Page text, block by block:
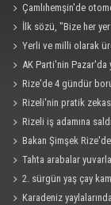
Çamlıhemşin'de
İlk sözü, "Bize her
Yerli ve milli olarak
AK Parti'nin Pazar'da
Rize'de 4 gündür
Rizeli'nin pratik
Rizeli iş adamına
Bakan Şimşek
Tahta arabalar
2. sürgün yaş çay
Karadeniz